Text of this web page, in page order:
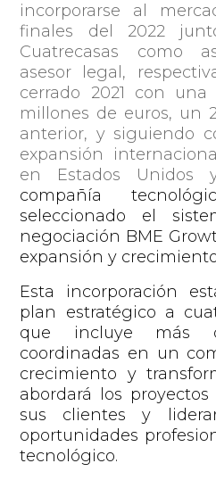
incorporarse al
finales del 2022
Cuatrecasas como
asesor legal,
cerrado 2021 con
millones de euros, un
anterior, y siguiendo
expansión
en Estados Unidos
compañía
seleccionado el
negociación BME
expansión y
Esta incorporación
plan estratégico a
que incluye más
coordinadas en un
crecimiento y
abordará los
sus clientes y
oportunidades
tecnológico.